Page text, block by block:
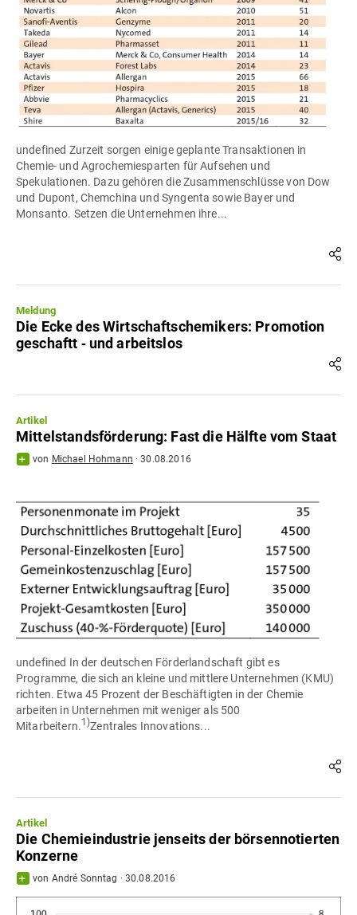
undefined Zurzeit sorgen einige geplante Transaktionen in
Chemie- und Agrochemiesparten für Aufsehen und
Spekulationen. Dazu gehören die Zusammenschlüsse von Dow
und Dupont, Chemchina und Syngenta sowie Bayer und
Monsanto. Setzen die Unternehmen ihre...
Meldung
Die Ecke des Wirtschaftschemikers: Promotion
geschaftt ‐ und arbeitslos
Artikel
Mittelstandsförderung: Fast die Hälfte vom Staat
von Michael Hohmann ·30.08.2016
undefined In der deutschen Förderlandschaft gibt es
Programme, die sich an kleine und mittlere Unternehmen (KMU)
richten. Etwa 45 Prozent der Beschäftigten in der Chemie
arbeiten in Unternehmen mit weniger als 500
Mitarbeitern.1)Zentrales Innovations...
Artikel
Die Chemieindustrie jenseits der börsennotierten
Konzerne
von André Sonntag ·30.08.2016